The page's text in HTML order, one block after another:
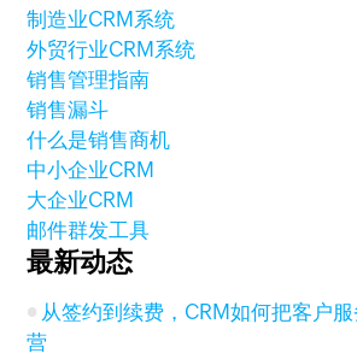
制造业CRM系统
外贸行业CRM系统
销售管理指南
销售漏斗
什么是销售商机
中小企业CRM
大企业CRM
邮件群发工具
最新动态
从签约到续费，CRM如何把客户
营